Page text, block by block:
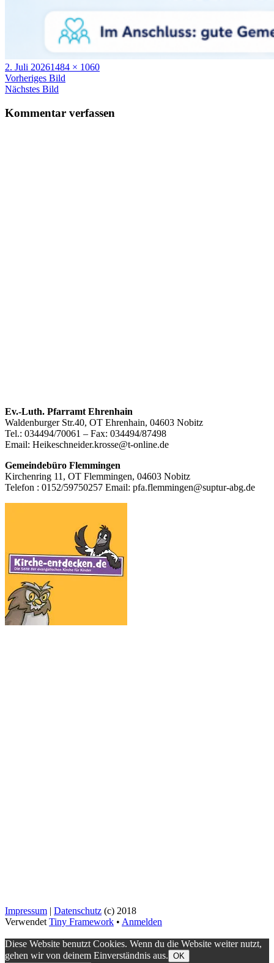
Veröffentlicht
am
2. Juli 2026Volle
Größe
1484 × 1060
Vorheriges Bild
Nächstes Bild
Kommentar verfassen
Footer
Inhalt
Ev.-Luth. Pfarramt Ehrenhain
Waldenburger Str.40, OT Ehrenhain, 04603 Nobitz
Tel.: 034494/70061 – Fax: 034494/87498
Email: Heikeschneider.krosse@t-online.de
Gemeindebüro Flemmingen
Kirchenring 11, OT Flemmingen, 04603 Nobitz
Telefon : 0152/59750257 Email: pfa.flemmingen@suptur-abg.de
Impressum | Datenschutz (c) 2018
Verwendet Tiny Framework • Anmelden
Diese Website benutzt Cookies. Wenn du die Website weiter nutzt,
gehen wir von deinem Einverständnis aus. OK